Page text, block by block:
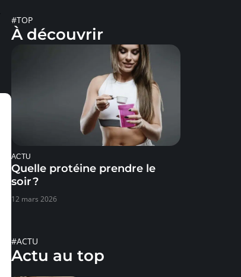
#TOP
À découvrir
ACTU
Quelle protéine prendre le
soir ?
12 mars 2026
#ACTU
Actu au top